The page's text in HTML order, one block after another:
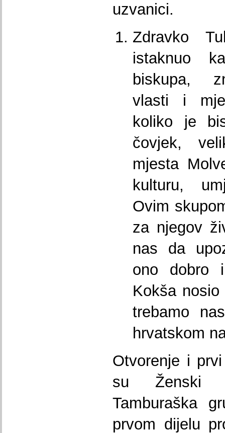
uzvanici.
Zdravko
istaknuo
biskupa,
vlasti i
koliko je
čovjek,
mjesta
kulturu,
Ovim
za njegov
nas da
ono dobro
Kokša
trebamo
hrvatskom
Otvorenje i
su Ženski
Tamburaška
prvom dijelu